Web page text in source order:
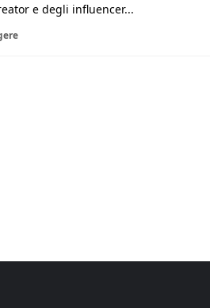
e degli influencer...